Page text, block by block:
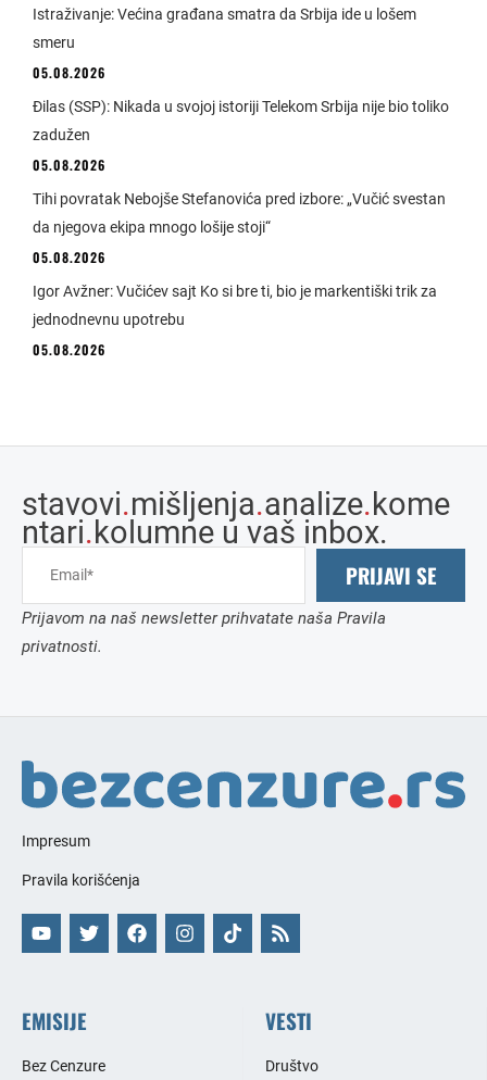
Istraživanje: Većina građana smatra da Srbija ide u lošem
smeru
05.08.2026
Đilas (SSP): Nikada u svojoj istoriji Telekom Srbija nije bio toliko
zadužen
05.08.2026
Tihi povratak Nebojše Stefanovića pred izbore: „Vučić svestan
da njegova ekipa mnogo lošije stoji“
05.08.2026
Igor Avžner: Vučićev sajt Ko si bre ti, bio je markentiški trik za
jednodnevnu upotrebu
05.08.2026
stavovi.mišljenja.analize.kome
ntari.kolumne u vaš inbox.
PRIJAVI SE
Prijavom na naš newsletter prihvatate naša Pravila
privatnosti.
Impresum
Pravila korišćenja
EMISIJE
Bez Cenzure
VESTI
Društvo